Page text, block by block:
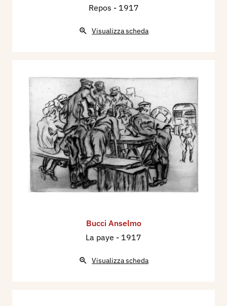
Repos - 1917
Visualizza scheda
Bucci Anselmo
La paye - 1917
Visualizza scheda